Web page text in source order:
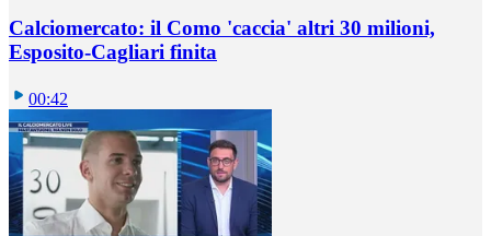
Calciomercato: il Como 'caccia' altri 30 milioni,
Esposito-Cagliari finita
00:42